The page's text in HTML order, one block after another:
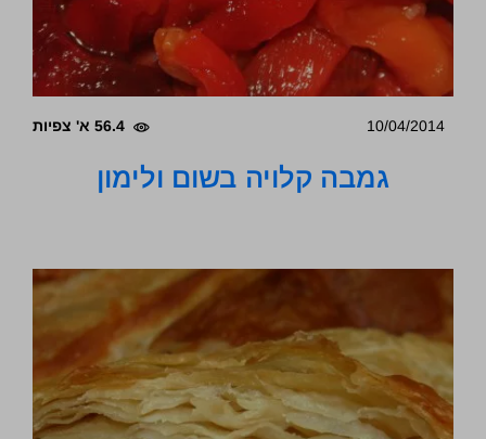
10/04/2014 56.4 א' צפיות
גמבה קלויה בשום ולימון